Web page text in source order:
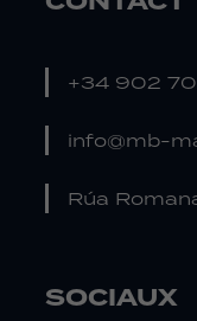
+34 902
info@mb-
Rúa
SOCIAUX